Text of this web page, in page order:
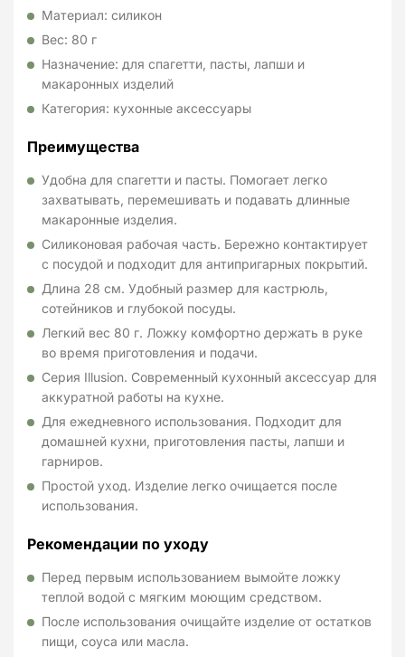
Материал: силикон
Вес: 80 г
Назначение: для спагетти, пасты, лапши и
макаронных изделий
Категория: кухонные аксессуары
Преимущества
Удобна для спагетти и пасты. Помогает легко
захватывать, перемешивать и подавать длинные
макаронные изделия.
Силиконовая рабочая часть. Бережно контактирует
с посудой и подходит для антипригарных покрытий.
Длина 28 см. Удобный размер для кастрюль,
сотейников и глубокой посуды.
Легкий вес 80 г. Ложку комфортно держать в руке
во время приготовления и подачи.
Серия Illusion. Современный кухонный аксессуар для
аккуратной работы на кухне.
Для ежедневного использования. Подходит для
домашней кухни, приготовления пасты, лапши и
гарниров.
Простой уход. Изделие легко очищается после
использования.
Рекомендации по уходу
Перед первым использованием вымойте ложку
теплой водой с мягким моющим средством.
После использования очищайте изделие от остатков
пищи, соуса или масла.